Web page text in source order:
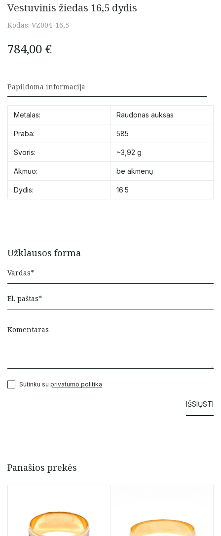
Vestuvinis žiedas 16,5 dydis
Kodas: VZ004-16,5
784,00 €
Papildoma informacija
Metalas: Raudonas auksas
Praba: 585
Svoris: ~3,92 g
Akmuo: be akmenų
Dydis: 16.5
Užklausos forma
Sutinku su privatumo politika
Panašios prekės